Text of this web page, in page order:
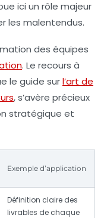
ici un rôle majeur
les malentendus.
des équipes
. Le recours à
le guide surl’art de
, s’avère précieux
stratégique et
Exemple d’application
Définition claire des
livrables de chaque